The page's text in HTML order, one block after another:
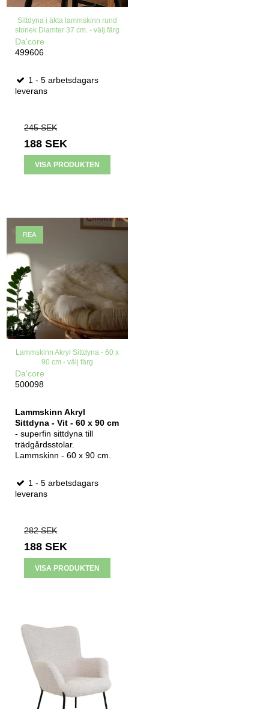
Sittdyna i äkta lammskinn rund
storlek Diamter 37 cm. - välj färg
Da'core
499606
1 - 5 arbetsdagars
leverans
245 SEK
188 SEK
VISA PRODUKTEN
REA
Lammskinn Akryl Sittdyna - 60 x
90 cm - välj färg
Da'core
500098
Lammskinn Akryl
Sittdyna - Vit - 60 x 90 cm
- superfin sittdyna till
trädgårdsstolar.
Lammskinn - 60 x 90 cm.
1 - 5 arbetsdagars
leverans
282 SEK
188 SEK
VISA PRODUKTEN